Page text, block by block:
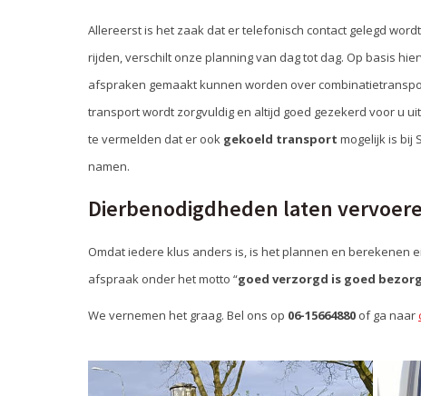
Allereerst is het zaak dat er telefonisch contact gelegd
rijden, verschilt onze planning van dag tot dag. Op basis
afspraken gemaakt kunnen worden over
transport wordt zorgvuldig en altijd goed gezekerd voor u
te vermelden dat er ook gekoeld transport mogelijk is bij
namen.
Dierbenodigdheden laten
Omdat iedere klus anders is, is het plannen en berekenen
afspraak onder het motto “goed verzorgd is goed
We vernemen het graag. Bel ons op 06-15664880 of ga naar